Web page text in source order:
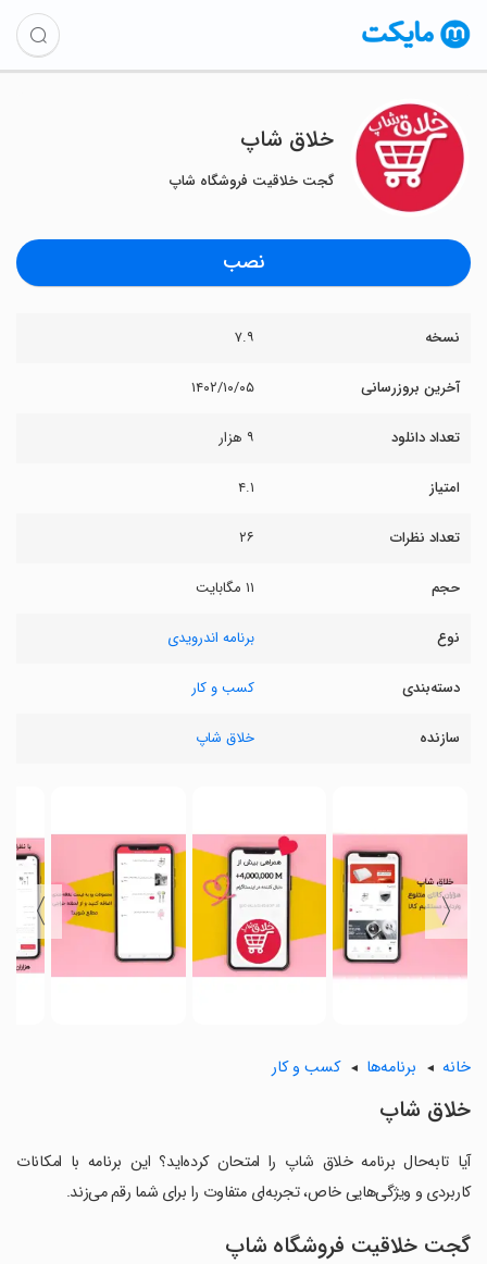
خلاق شاپ
گجت خلاقیت فروشگاه شاپ
نصب
نسخه ۷.۹
آخرین بروزرسانی ۱۴۰۲/۱۰/۰۵
تعداد دانلود ۹ هزار
امتیاز ۴.۱
تعداد نظرات ۲۶
حجم ۱۱ مگابایت
نوع برنامه اندرویدی
دسته‌بندی کسب و کار
سازنده خلاق شاپ
〈
〉
خانه برنامه‌ها کسب و کار
خلاق شاپ
آیا تابه‌حال برنامه خلاق شاپ را امتحان کرده‌اید؟ این برنامه با امکانات
کاربردی و ویژگی‌هایی خاص، تجربه‌ای متفاوت را برای شما رقم می‌زند.
گجت خلاقیت فروشگاه شاپ